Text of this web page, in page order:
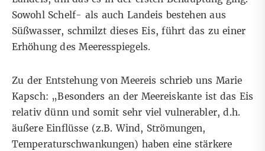
Sowohl Schelf- als auch Landeis bestehen aus
Süßwasser, schmilzt dieses Eis, führt das zu einer
Erhöhung des Meeresspiegels.
Zu der Entstehung von Meereis schrieb uns Marie
Kapsch: „Besonders an der Meereiskante ist das Eis
relativ dünn und somit sehr viel vulnerabler, d.h.
äußere Einflüsse (z.B. Wind, Strömungen,
Temperaturschwankungen) haben eine stärkere